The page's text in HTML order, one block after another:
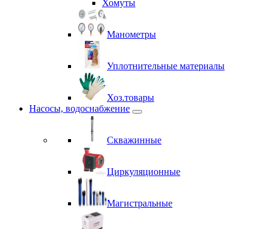
Хомуты
Манометры
Уплотнительные материалы
Хоз.товары
Насосы, водоснабжение
Скважинные
Циркуляционные
Магистральные